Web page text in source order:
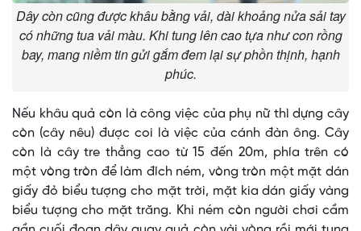
Dây còn cũng được khâu bằng vải, dài khoảng nửa sải tay
có những tua vải màu. Khi tung lên cao tựa như con rồng
bay, mang niềm tin gửi gắm đem lại sự phồn thịnh, hạnh
phúc.
Nếu khâu quả còn là công việc của phụ nữ thì dựng cây
còn (cây nêu) được coi là việc của cánh đàn ông. Cây
còn là cây tre thẳng cao từ 15 đến 20m, phía trên có
một vòng tròn để làm đích ném, vòng tròn một mặt dán
giấy đỏ biểu tượng cho mặt trời, mặt kia dán giấy vàng
biểu tượng cho mặt trăng. Khi ném còn người chơi cầm